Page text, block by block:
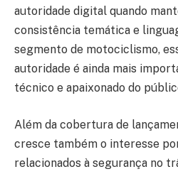
autoridade digital quando
consistência temática e
segmento de motociclismo,
autoridade é ainda mais
técnico e apaixonado do
Além da cobertura de
cresce também o interesse
relacionados à segurança no